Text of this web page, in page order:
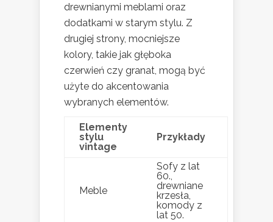
drewnianymi meblami oraz
dodatkami w starym stylu. Z
drugiej strony, mocniejsze
kolory, takie jak głęboka
czerwień czy granat, mogą być
użyte do akcentowania
wybranych elementów.
Elementy
stylu
vintage
Przykłady
Meble
Sofy z lat
60.,
drewniane
krzesła,
komody z
lat 50.